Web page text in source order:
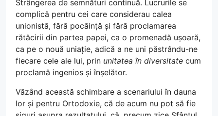
Strângerea de semnături continuă. Lucrurile se
complică pentru cei care considerau calea
unionistă, fără pocăință și fără proclamarea
rătăcirii din partea papei, ca o promenadă ușoară,
ca pe o nouă uniație, adică a ne uni păstrându-ne
fiecare cele ale lui, prin unitatea în diversitate cum
proclamă ingenios și înșelător.
Văzând această schimbare a scenariului în dauna
lor și pentru Ortodoxie, că de acum nu pot să fie